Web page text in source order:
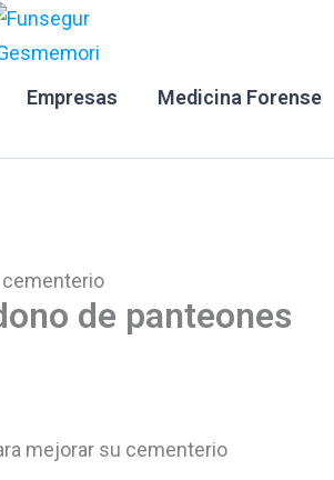
Empresas Medicina Forense
cementerio
de panteones